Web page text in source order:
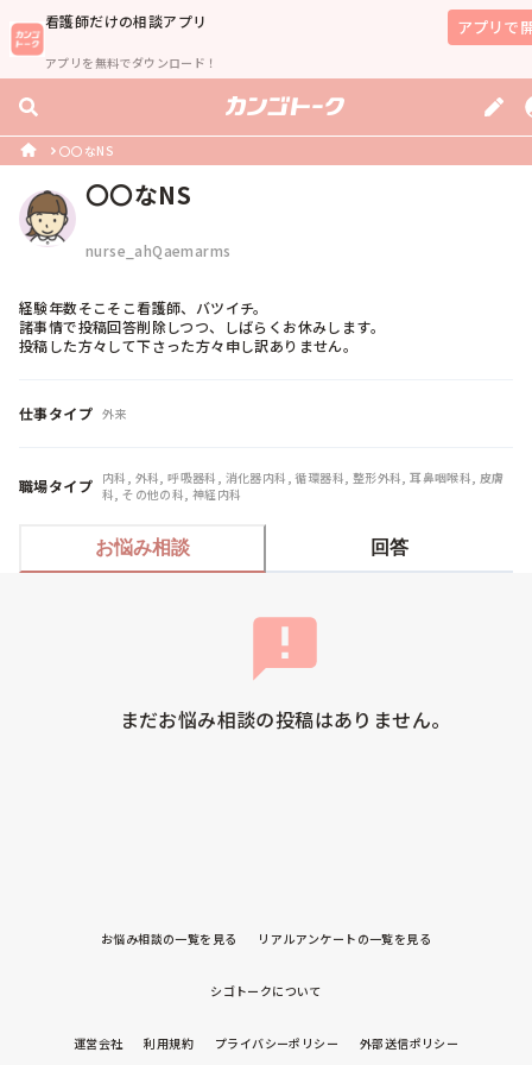
看護師だけの相談アプリ
アプリを無料でダウンロード！
アプリで
〇〇なNS
〇〇なNS
nurse_ahQaemarms
経験年数そこそこ看護師、バツイチ。
諸事情で投稿回答削除しつつ、しばらくお休みします。
仕事タイプ 外来
職場タイプ 内科, 外科, 呼吸器科, 消化器内科, 循環器科, 整形外科, 耳鼻咽喉科, 皮膚
科, その他の科, 神経内科
お悩み相談 回答
まだお悩み相談の投稿はありません。
お悩み相談の一覧を見る リアルアンケートの一覧を見る
シゴトークについて
運営会社 利用規約 プライバシーポリシー 外部送信ポリシー